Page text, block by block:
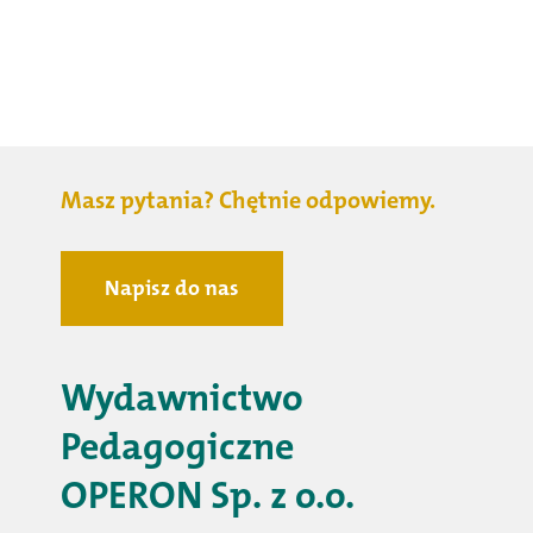
Masz pytania? Chętnie odpowiemy.
Napisz do nas
Wydawnictwo
Pedagogiczne
OPERON Sp. z o.o.